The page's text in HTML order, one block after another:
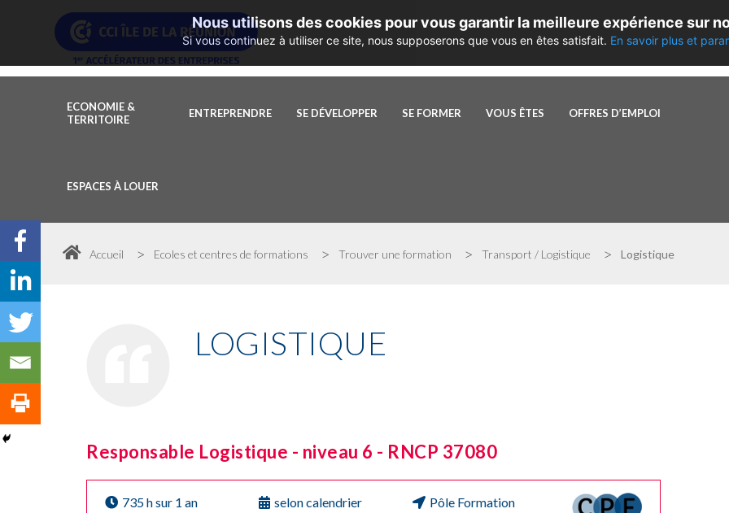
ECONOMIE &
TERRITOIRE
ENTREPRENDRE SE DÉVELOPPER SE FORMER VOUS ÊTES OFFRES D’EMPLOI
ESPACES À LOUER
Accueil > Ecoles et centres de formations > Trouver une formation > Transport / Logistique > Logistique
LOGISTIQUE
Responsable Logistique - niveau 6 - RNCP 37080
735 h sur 1 an
selon calendrier
Pôle Formation
Nous utilisons des cookies pour vous garantir la meilleure expérience sur
Si vous continuez à utiliser ce site, nous supposerons que vous en êtes satisfait. En savoir plus et